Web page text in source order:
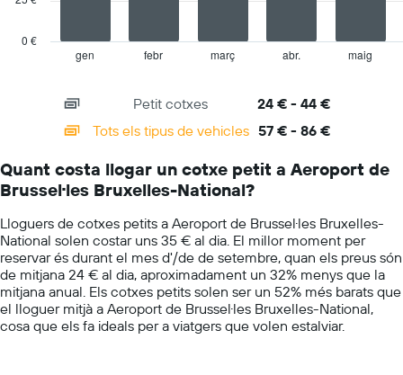
mitjà
dels
categories.
categories.
The
has
1
Y
axis
displaying
values.
Range:
gen febr març abr. maig
0 €
Petit cotxes
24 € - 44 €
Tots els tipus de vehicles 57 € - 86 €
Quant costa llogar un cotxe petit a Aeroport de
Brussel·les Bruxelles-National?
Lloguers de cotxes petits a Aeroport de Brussel·les Bruxelles-
National solen costar uns 35 € al dia. El millor moment per
reservar és durant el mes d'/de de setembre, quan els preus són
de mitjana 24 € al dia, aproximadament un 32% menys que la
mitjana anual. Els cotxes petits solen ser un 52% més barats que
el lloguer mitjà a Aeroport de Brussel·les Bruxelles-National,
cosa que els fa ideals per a viatgers que volen estalviar.